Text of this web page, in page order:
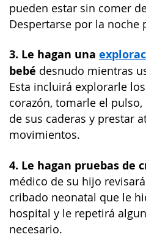
pueden estar sin comer
Despertarse por la noche
3. Le hagan una
bebé desnudo mientras
Esta incluirá explorarle
corazón, tomarle el
de sus caderas y prestar
movimientos.
4. Le hagan pruebas de
médico de su hijo
cribado neonatal que le
hospital y le repetirá
necesario.